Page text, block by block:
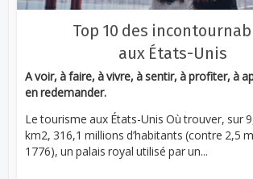
Top 10 des
aux États-Unis
A voir, à faire, à vivre, à sentir, à profiter, à
en redemander.
Le tourisme aux États-Unis Où trouver, sur
km2, 316,1 millions d’habitants (contre 2,5
1776), un palais royal utilisé par un...